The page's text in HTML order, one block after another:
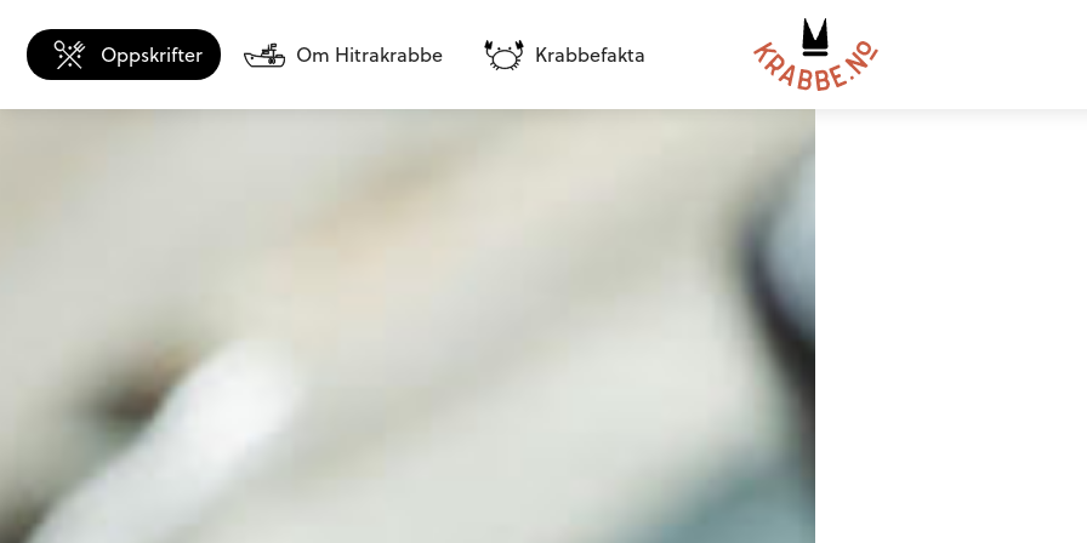
Oppskrifter Om Hitrakrabbe Krabbefakta